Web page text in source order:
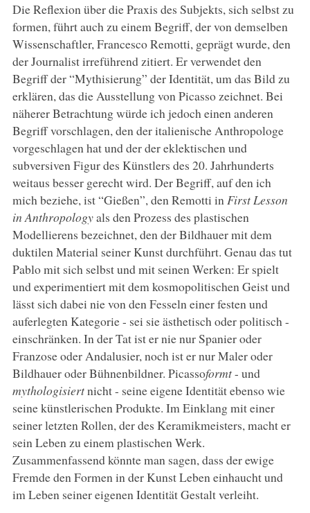
Die Reflexion über die Praxis des Subjekts, sich selbst zu
formen, führt auch zu einem Begriff, der von demselben
Wissenschaftler, Francesco Remotti, geprägt wurde, den
der Journalist irreführend zitiert. Er verwendet den
Begriff der “Mythisierung” der Identität, um das Bild zu
erklären, das die Ausstellung von Picasso zeichnet. Bei
näherer Betrachtung würde ich jedoch einen anderen
Begriff vorschlagen, den der italienische Anthropologe
vorgeschlagen hat und der der eklektischen und
subversiven Figur des Künstlers des 20. Jahrhunderts
weitaus besser gerecht wird. Der Begriff, auf den ich
mich beziehe, ist “Gießen”, den Remotti inFirst Lesson
in Anthropologyals den Prozess des plastischen
Modellierens bezeichnet, den der Bildhauer mit dem
duktilen Material seiner Kunst durchführt. Genau das tut
Pablo mit sich selbst und mit seinen Werken: Er spielt
und experimentiert mit dem kosmopolitischen Geist und
lässt sich dabei nie von den Fesseln einer festen und
auferlegten Kategorie - sei sie ästhetisch oder politisch -
einschränken. In der Tat ist er nie nur Spanier oder
Franzose oder Andalusier, noch ist er nur Maler oder
Bildhauer oder Bühnenbildner. Picassoformt- und
mythologisiertnicht - seine eigene Identität ebenso wie
seine künstlerischen Produkte. Im Einklang mit einer
seiner letzten Rollen, der des Keramikmeisters, macht er
sein Leben zu einem plastischen Werk.
Zusammenfassend könnte man sagen, dass der ewige
Fremde den Formen in der Kunst Leben einhaucht und
im Leben seiner eigenen Identität Gestalt verleiht.